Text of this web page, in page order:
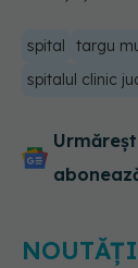
spital targu
spitalul clinic
NOUTĂȚI